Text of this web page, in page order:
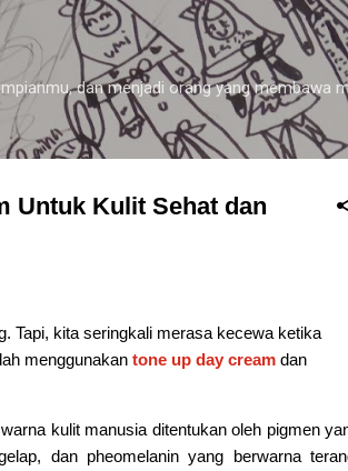
to main content
dan menjadi orang yang membawa
Untuk Kulit Sehat dan
Tapi, kita seringkali merasa kecewa ketika
menggunakan tone up day cream dan
kulit manusia ditentukan oleh pigmen
dan pheomelanin yang berwarna